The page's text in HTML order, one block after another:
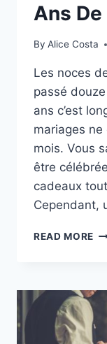
Ans
By Alice Costa
Les noces
passé
ans c’est
mariages
mois. Vous
être
cadeaux
Cependant,
READ MORE
: